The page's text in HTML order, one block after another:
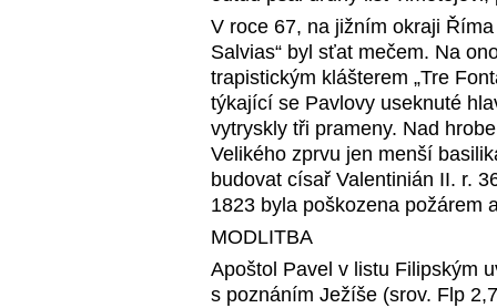
V roce 67, na jižním okraji
Salvias“ byl sťat mečem. Na
trapistickým klášterem „Tre
týkající se Pavlovy useknuté
vytryskly tři prameny. Nad
Velikého zprvu jen menší
budovat císař Valentinián II. r.
1823 byla poškozena požárem
MODLITBA
Apoštol Pavel v listu Filipským
s poznáním Ježíše (srov. Flp